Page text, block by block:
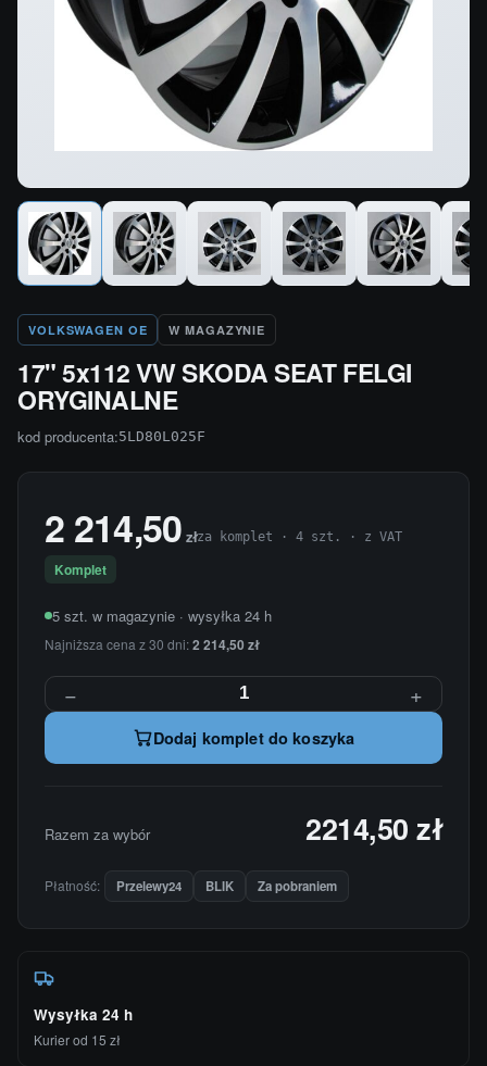
VOLKSWAGEN OE W MAGAZYNIE
17" 5x112 VW SKODA SEAT FELGI
ORYGINALNE
kod producenta:5LD80L025F
2 214,50 złza komplet · 4 szt. · z VAT
Komplet
5 szt. w magazynie · wysyłka 24 h
Najniższa cena z 30 dni:2 214,50 zł
− +
Dodaj komplet do koszyka
Razem za wybór 2214,50 zł
Płatność: Przelewy24 BLIK Za pobraniem
Wysyłka 24 h
Kurier od 15 zł